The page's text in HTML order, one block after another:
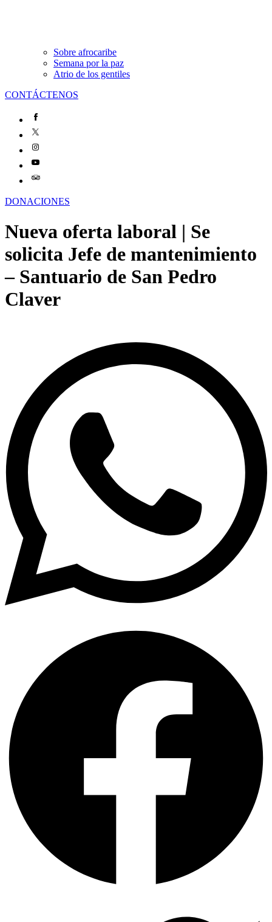
Sobre afrocaribe
Semana por la paz
Atrio de los gentiles
CONTÁCTENOS
DONACIONES
Nueva oferta laboral | Se
solicita Jefe de mantenimiento
– Santuario de San Pedro
Claver